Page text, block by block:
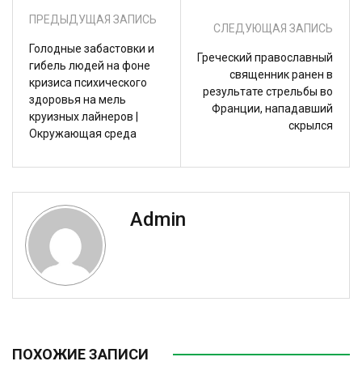
ПРЕДЫДУЩАЯ ЗАПИСЬ
Голодные забастовки и
гибель людей на фоне
кризиса психического
здоровья на мель
круизных лайнеров |
Окружающая среда
СЛЕДУЮЩАЯ ЗАПИСЬ
Греческий православный
священник ранен в
результате стрельбы во
Франции, нападавший
скрылся
Admin
ПОХОЖИЕ ЗАПИСИ